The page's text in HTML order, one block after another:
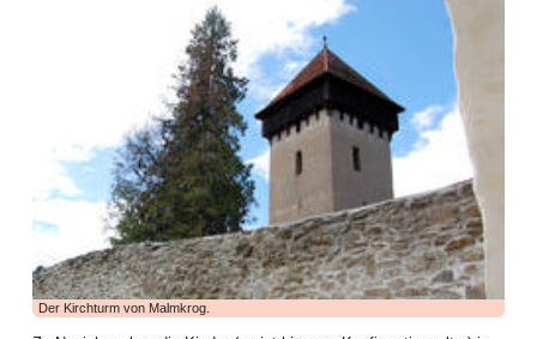
Was Frauen gemacht haben, während es in der kirchlichen Presse still
gewesen ist, denn still ist es sicherlich nicht gewesen. Die Frauen
haben tatkräftig angepackt und vieles bewegt. Die Bilanz des ersten
Halbjahres lässt sich auf jeden Fall sehen, wie dies die zahlreichen
Aktivitäten dokumentieren.
Die Frauenarbeit begann mit einem aufgabenreichen Auftakt das neue Jahr:
Am zweiten Arbeitswochenende im Januar kamen Frauen aus allen Bezirken
Der Kirchturm von Malmkrog.